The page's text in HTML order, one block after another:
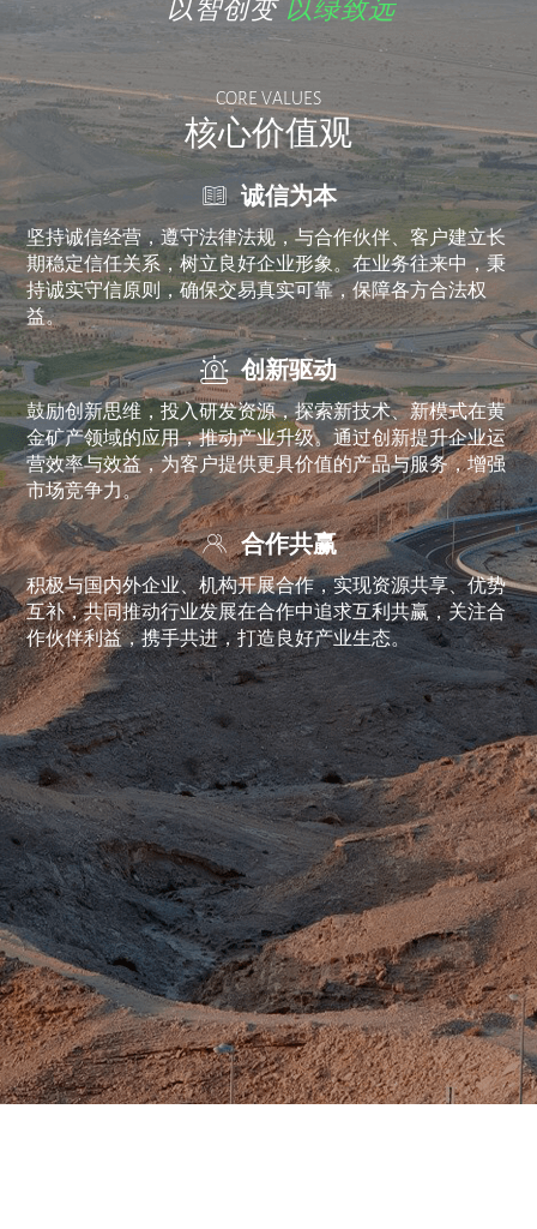
以智创变 以绿致远
CORE VALUES
核心价值观
诚信为本
坚持诚信经营，遵守法律法规，与合作伙伴、客户建立长
期稳定信任关系，树立良好企业形象。在业务往来中，秉
持诚实守信原则，确保交易真实可靠，保障各方合法权
益。
创新驱动
鼓励创新思维，投入研发资源，探索新技术、新模式在黄
金矿产领域的应用，推动产业升级。通过创新提升企业运
营效率与效益，为客户提供更具价值的产品与服务，增强
市场竞争力。
合作共赢
积极与国内外企业、机构开展合作，实现资源共享、优势
互补，共同推动行业发展在合作中追求互利共赢，关注合
作伙伴利益，携手共进，打造良好产业生态。